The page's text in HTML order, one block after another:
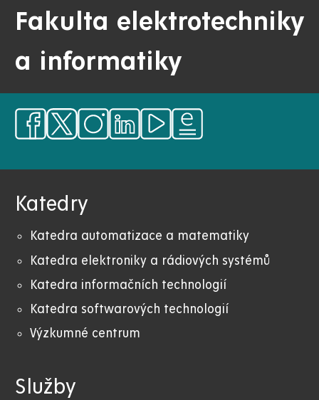
Fakulta elektrotechniky
a informatiky
Katedry
Katedra automatizace a matematiky
Katedra elektroniky a rádiových systémů
Katedra informačních technologií
Katedra softwarových technologií
Výzkumné centrum
Služby